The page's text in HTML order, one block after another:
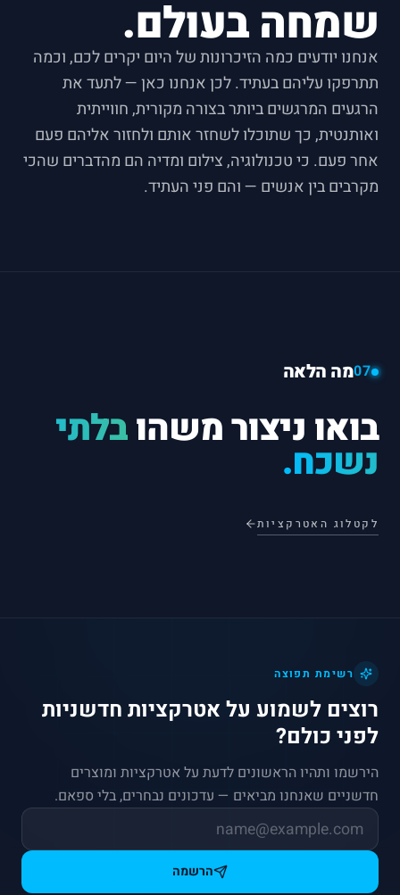
שמחה בעולם.
אנחנו יודעים כמה הזיכרונות של היום יקרים לכם, וכמה
תתרפקו עליהם בעתיד. לכן אנחנו כאן — לתעד את
הרגעים המרגשים ביותר בצורה מקורית, חווייתית
ואותנטית, כך שתוכלו לשחזר אותם ולחזור אליהם פעם
אחר פעם. כי טכנולוגיה, צילום ומדיה הם מהדברים שהכי
מקרבים בין אנשים — והם פני העתיד.
07מה הלאה
בואו ניצור משהובלתי
נשכח.
לקטלוג האטרקציות
רשימת תפוצה
רוצים לשמוע על אטרקציות חדשניות
לפני כולם?
הירשמו ותהיו הראשונים לדעת על אטרקציות ומוצרים
חדשניים שאנחנו מביאים — עדכונים נבחרים, בלי ספאם.
הרשמה